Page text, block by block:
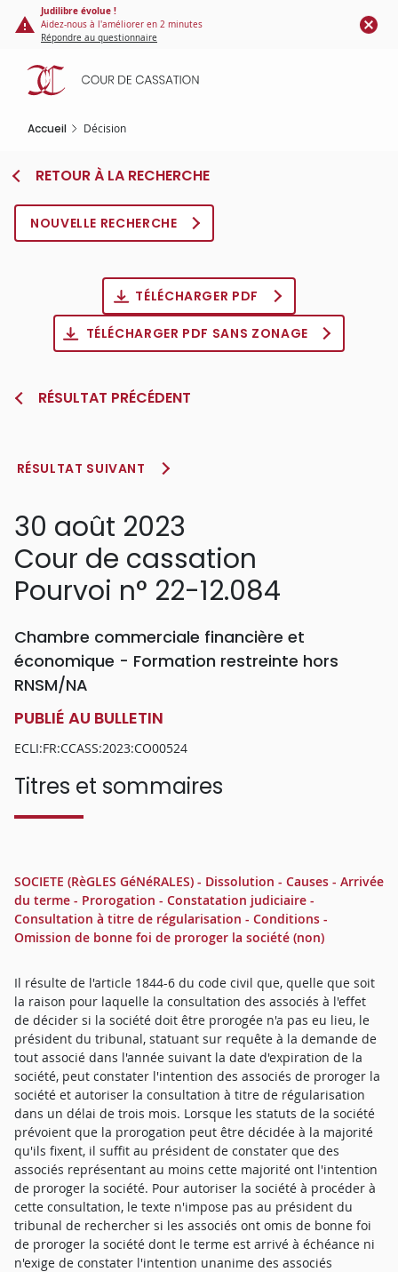
Panneau de gestion des cookies
contenu
principal
Judilibre évolue !
Aidez-nous à l'améliorer en 2 minutes
Répondre au questionnaire
Accueil Décision
RETOUR À LA RECHERCHE
NOUVELLE RECHERCHE
TÉLÉCHARGER PDF
TÉLÉCHARGER PDF SANS ZONAGE
RÉSULTAT PRÉCÉDENT
RÉSULTAT SUIVANT
30 août 2023
Cour de cassation
Pourvoi n° 22-12.084
Chambre commerciale financière et
économique - Formation restreinte hors
RNSM/NA
PUBLIÉ AU BULLETIN
ECLI:FR:CCASS:2023:CO00524
Titres et sommaires
SOCIETE (RèGLES GéNéRALES) - Dissolution - Causes - Arrivée
du terme - Prorogation - Constatation judiciaire -
Consultation à titre de régularisation - Conditions -
Omission de bonne foi de proroger la société (non)
Il résulte de l'article 1844-6 du code civil que, quelle que soit
la raison pour laquelle la consultation des associés à l'effet
de décider si la société doit être prorogée n'a pas eu lieu, le
président du tribunal, statuant sur requête à la demande de
tout associé dans l'année suivant la date d'expiration de la
société, peut constater l'intention des associés de proroger la
société et autoriser la consultation à titre de régularisation
dans un délai de trois mois. Lorsque les statuts de la société
prévoient que la prorogation peut être décidée à la majorité
qu'ils fixent, il suffit au président de constater que des
associés représentant au moins cette majorité ont l'intention
de proroger la société. Pour autoriser la société à procéder à
cette consultation, le texte n'impose pas au président du
tribunal de rechercher si les associés ont omis de bonne foi
de proroger la société dont le terme est arrivé à échéance ni
n'exige de constater l'intention unanime des associés